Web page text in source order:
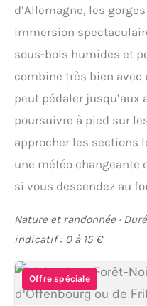
d’Allemagne, les
immersion
sous-bois humides et
combine très bien avec
peut pédaler
poursuivre à pied sur
approcher les sections
une météo changeante
si vous descendez au
Nature et randonnée ·
indicatif : 0 à 15 €
Offre spéciale